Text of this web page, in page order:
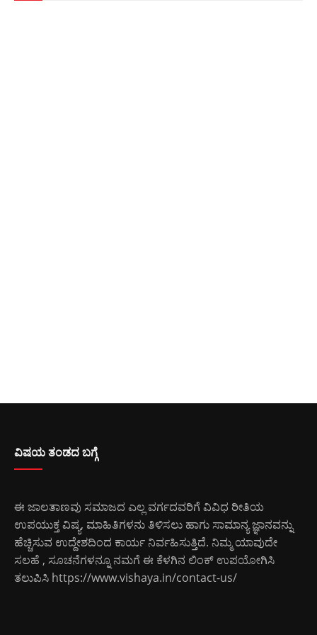
ವಿಷಯ ತಂಡದ ಬಗ್ಗೆ
ಈ ಜಾಲತಾಣವು ಸಮಾಜದ ಎಲ್ಲ ವರ್ಗದವರಿಗೆ ವಿವಿಧ ರೀತಿಯ
ಉಪಯುಕ್ತ ವಿಷ್ಯ, ಮಾಹಿತಿಗಳನು ತಿಳಿಸಲು ಹಾಗು ಸಾಮಾನ್ಯ ಜ್ಞಾನವನ್ನು
ಹೆಚ್ಚಿಸುವ ಉದ್ದೇಶದಿಂದ ಕಾರ್ಯ ನಿರ್ವಹಿಸುತ್ತಿದೆ. ನಿಮ್ಮ ಯಾವುದೇ
ಸಲಹೆ , ಸೂಚನೆಗಳನ್ನೂ ನಮಗೆ ಈ ಕೆಳಗಿನ ಲಿಂಕ್ ಉಪಯೋಗಿಸಿ
ತಲುಪಿಸಿ https://www.vishaya.in/contact-us/